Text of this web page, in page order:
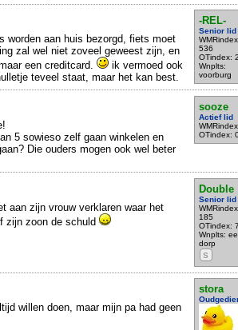
-REL-
Senior lid
536
OTindex:
Wnplts:
voorburg
worden aan huis bezorgd, fiets moet
zal wel niet zoveel geweest zijn, en
een creditcard.
ik vermoed ook
teveel staat, maar het kan best.
sooze
Actief lid
OTindex:
5 sowieso zelf gaan winkelen en
Die ouders mogen ook wel beter
Double
Senior lid
185
OTindex:
Wnplts:
dorp
S
aan zijn vrouw verklaren waar het
zijn zoon de schuld
stora
willen doen, maar mijn pa had geen